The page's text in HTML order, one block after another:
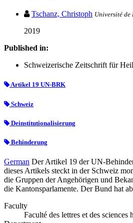
Tschanz, Christoph Université
2019
Published in:
Schweizerische Zeitschrift für
Artikel 19 UN-BRK
Schweiz
Deinstitutionalisierung
Behinderung
German Der Artikel 19 der UN-
dieses Artikels steckt in der Schweiz
die Gruppen der Angehörigen und
die Kantonsparlamente. Der Bund hat
Faculty
Faculté des lettres et des sciences